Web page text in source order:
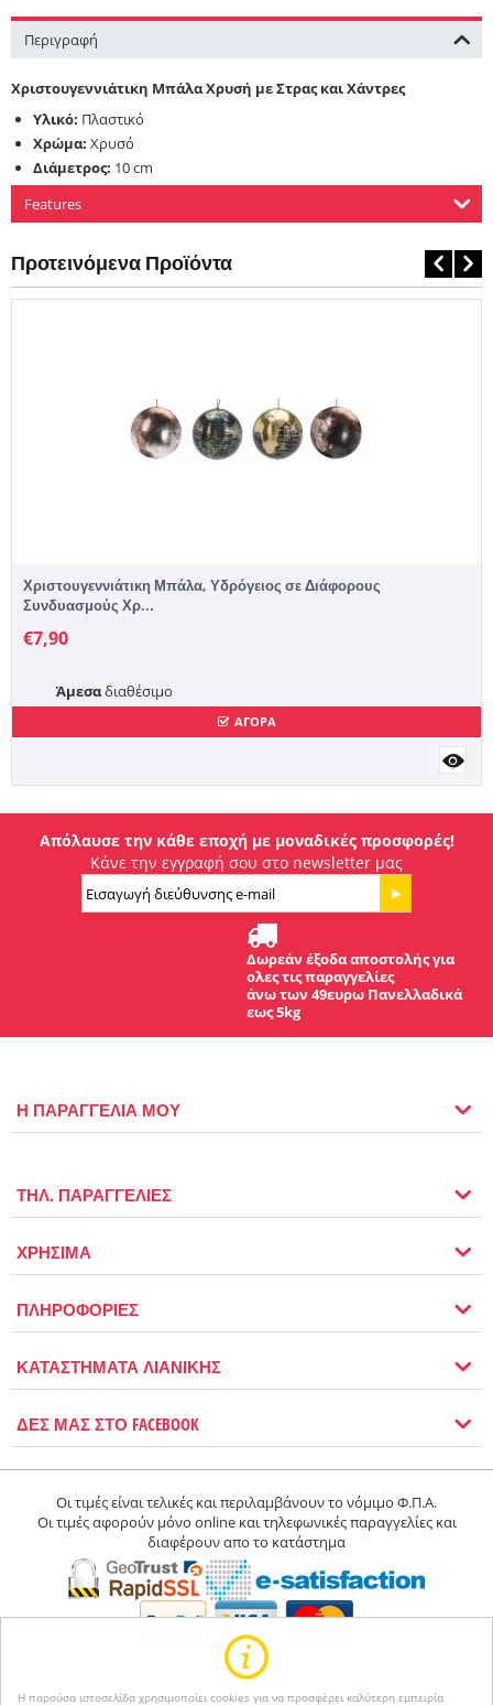
Η παρούσα ιστοσελίδα χρησιμοποίει cookies για να προσφέρει καλύτερη εμπειρία
Περιγραφή
Χριστουγεννιάτικη Μπάλα Χρυσή με Στρας και Χάντρες
Υλικό: Πλαστικό
Χρώμα: Χρυσό
Διάμετρος: 10 cm
Features
Προτεινόμενα Προϊόντα
Χριστουγεννιάτικη Μπάλα, Υδρόγειος σε Διάφορους
Συνδυασμούς Χρ...
€7,90
Άμεσαδιαθέσιμο
ΑΓΟΡΑ
Απόλαυσε την κάθε εποχή με μοναδικές προσφορές!
Κάνε την εγγραφή σου στο newsletter μας
Δωρεάν έξοδα αποστολής για
ολες τις παραγγελίες
άνω των 49ευρω Πανελλαδικά
εως 5kg
Η ΠΑΡΑΓΓΕΛΙΑ ΜΟΥ
ΤΗΛ. ΠΑΡΑΓΓΕΛΙΕΣ
ΧΡΗΣΙΜΑ
ΠΛΗΡΟΦΟΡΙΕΣ
ΚΑΤΑΣΤΗΜΑΤΑ ΛΙΑΝΙΚΗΣ
ΔΕΣ ΜΑΣ ΣΤΟ FACEBOOK
Οι τιμές είναι τελικές και περιλαμβάνουν το νόμιμο Φ.Π.Α.
Οι τιμές αφορούν μόνο online και τηλεφωνικές παραγγελίες και
διαφέρουν απο το κατάστημα